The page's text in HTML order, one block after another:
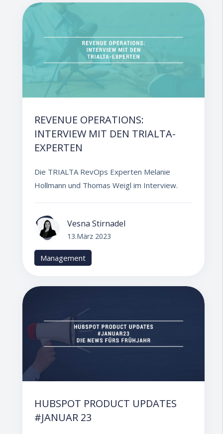
REVENUE OPERATIONS:
INTERVIEW MIT DEN TRIALTA-
EXPERTEN
Die TRIALTA RevOps Experten Melanie
Hollmann und Thomas Weigl im Interview.
Vesna Stirnadel
13.März 2023
Management
HUBSPOT PRODUCT UPDATES
#JANUAR 23